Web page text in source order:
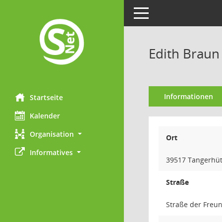
Startseite
Kalender
Organisation
Informatives
Toggle navigation
Edith Braun
Informationen
Ort
39517
Straße
Straße der